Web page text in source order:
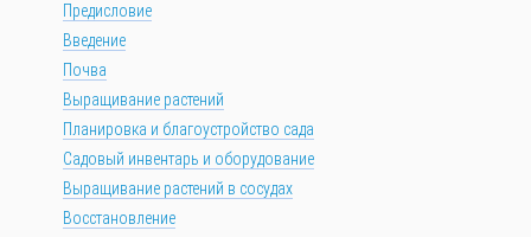
Предисловие
Введение
Почва
Выращивание растений
Планировка и благоустройство сада
Садовый инвентарь и оборудование
Выращивание растений в сосудах
Восстановление